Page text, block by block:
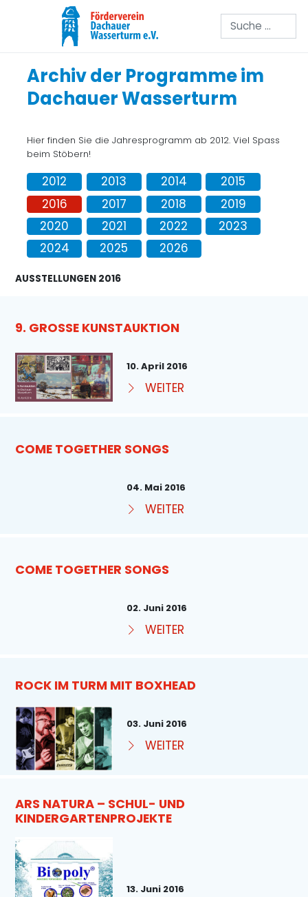
Suchen
Archiv der Programme im
Dachauer Wasserturm
Hier finden Sie die Jahresprogramm ab 2012. Viel Spass
beim Stöbern!
2012 2013 2014
2015
2016
2017 2018
2019
2020
2021 2022
2023
2024
2025 2026
AUSSTELLUNGEN 2016
9. GROSSE KUNSTAUKTION
10. April 2016
WEITER
COME TOGETHER SONGS
04. Mai 2016
WEITER
COME TOGETHER SONGS
02. Juni 2016
WEITER
ROCK IM TURM MIT BOXHEAD
03. Juni 2016
WEITER
ARS NATURA – SCHUL- UND
KINDERGARTENPROJEKTE
13. Juni 2016